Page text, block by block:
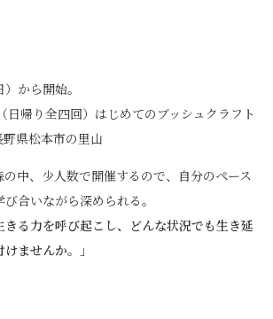
から開始。
日帰り全四回）はじめてのブッシュクラフト
野県松本市の里山
の中、少人数で開催するので、自分のペース
合いながら深められる。
きる力を呼び起こし、どんな状況でも生き延
ませんか。」